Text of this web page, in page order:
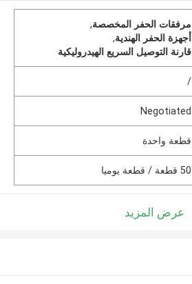
مرفقات الحفر المخصصة,
أجهزة الحفر الهندية,
قارنة التوصيل السريع الهيدروليكية
/
Negotiated
قطعة واحدة
50 قطعة / قطعة يوميا
عرض المزيد